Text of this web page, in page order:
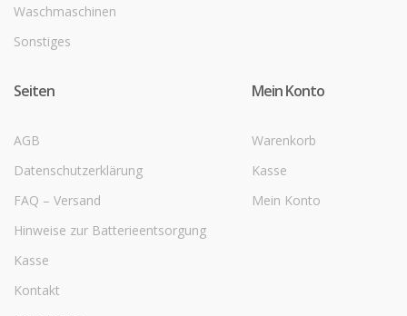
Waschmaschinen
Sonstiges
Seiten
AGB
Datenschutzerklärung
FAQ – Versand
Hinweise zur Batterieentsorgung
Kasse
Kontakt
Mein Konto
Warenkorb
Kasse
Mein Konto